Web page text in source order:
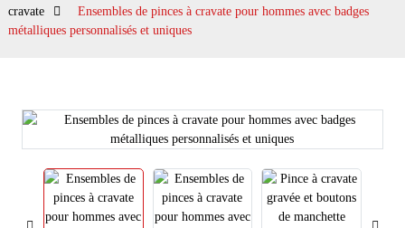
cravate
Ensembles de pinces à cravate pour hommes avec badges
métalliques personnalisés et uniques